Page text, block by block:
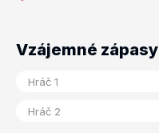
Vzájemné zápasy